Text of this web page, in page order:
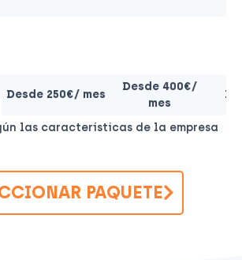
Desde 250€/ mes
Desde 400€/
mes
las características de la empresa
PAQUETE